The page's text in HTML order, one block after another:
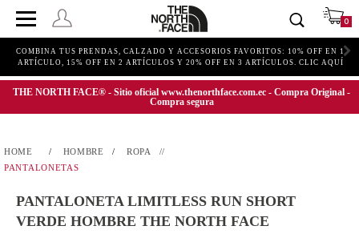
0
COMBINA TUS PRENDAS, CALZADO Y ACCESORIOS FAVORITOS: 10% OFF EN 1
ARTÍCULO, 15% OFF EN 2 ARTÍCULOS Y 20% OFF EN 3 ARTÍCULOS. CLIC AQUÍ
THE NORTH FACE® - Sitio oficial www.thenorthface.com.ec - Compra Original -
Compra segura
HOMBRE
ROPA
PANTALONETAS
PANTALONETA LIMITLESS RUN SHORT
VERDE HOMBRE THE NORTH FACE